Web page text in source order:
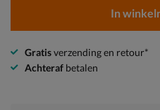
In
Gratisverzending en retour*
Achteraf betalen